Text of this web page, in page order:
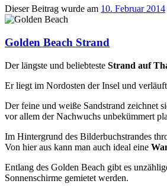
Dieser Beitrag wurde am 10. Februar 2014
Golden Beach Strand
Der längste und beliebteste Strand auf
Er liegt im Nordosten der Insel und
Der feine und weiße Sandstrand zeichnet
vor allem der Nachwuchs unbekümmert
Im Hintergrund des Bilderbuchstrandes
Von hier aus kann man auch ideal eine
Entlang des Golden Beach gibt es
Sonnenschirme gemietet werden.